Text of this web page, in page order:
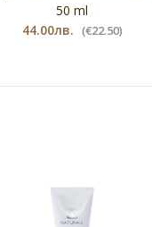
50 ml
44.00лв. (€22.50)